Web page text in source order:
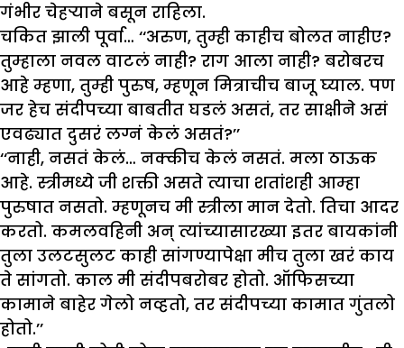
गंभीर चेहऱ्याने बसून राहिला.
चकित झाली पूर्वा… ‘‘अरुण, तुम्ही काहीच बोलत नाहीए?
तुम्हाला नवल वाटलं नाही? राग आला नाही? बरोबरच
आहे म्हणा, तुम्ही पुरुष, म्हणून मित्राचीच बाजू घ्याल. पण
जर हेच संदीपच्या बाबतीत घडलं असतं, तर साक्षीने असं
एवढ्यात दुसरं लग्नं केलं असतं?’’
‘‘नाही, नसतं केलं… नक्कीच केलं नसतं. मला ठाऊक
आहे. स्त्रीमध्ये जी शक्ती असते त्याचा शतांशही आम्हा
पुरुषात नसतो. म्हणूनच मी स्त्रीला मान देतो. तिचा आदर
करतो. कमलवहिनी अन् त्यांच्यासारख्या इतर बायकांनी
तुला उलटसुलट काही सांगण्यापेक्षा मीच तुला खरं काय
ते सांगतो. काल मी संदीपबरोबर होतो. ऑफिसच्या
कामाने बाहेर गेलो नव्हतो, तर संदीपच्या कामात गुंतलो
होतो.’’